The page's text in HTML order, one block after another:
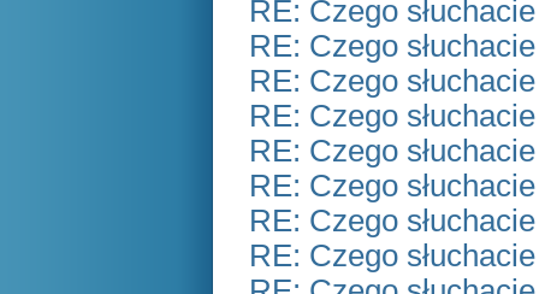
RE: Czego
RE: Czego
RE: Czego
RE: Czego
RE: Czego
RE: Czego
RE: Czego
RE: Czego